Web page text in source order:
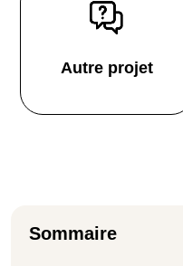
Autre projet
Sommaire